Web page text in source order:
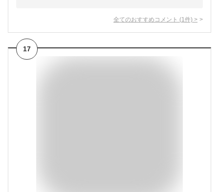
全てのおすすめコメント (1 件) >
17